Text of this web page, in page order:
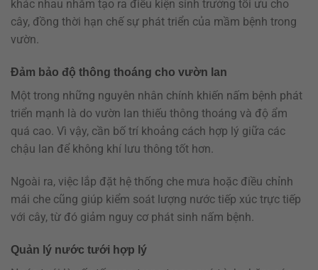
khác nhau nhằm tạo ra điều kiện sinh trưởng tối ưu cho
cây, đồng thời hạn chế sự phát triển của mầm bệnh trong
vườn.
Đảm bảo độ thông thoáng cho vườn lan
Một trong những nguyên nhân chính khiến nấm bệnh phát
triển mạnh là do vườn lan thiếu thông thoáng và độ ẩm
quá cao. Vì vậy, cần bố trí khoảng cách hợp lý giữa các
chậu lan để không khí lưu thông tốt hơn.
Ngoài ra, việc lắp đặt hệ thống che mưa hoặc điều chỉnh
mái che cũng giúp kiểm soát lượng nước tiếp xúc trực tiếp
với cây, từ đó giảm nguy cơ phát sinh nấm bệnh.
Quản lý nước tưới hợp lý